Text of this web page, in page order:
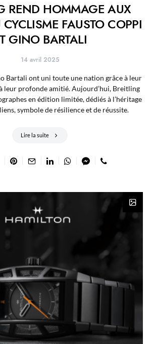
REND HOMMAGE AUX
FAUSTO COPPI
GINO BARTALI
14 avril 2025
Bartali ont uni toute une nation grâce à leur
leur profonde amitié. Aujourd’hui, Breitling
en édition limitée, dédiés à l’héritage
symbole de résilience et de réussite.
Lire la suite